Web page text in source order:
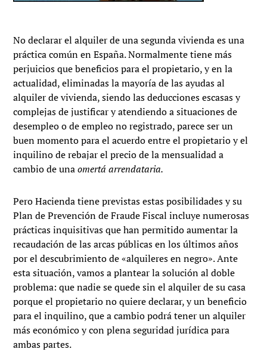
No declarar el alquiler de una segunda vivienda es una
práctica común en España. Normalmente tiene más
perjuicios que beneficios para el propietario, y en la
actualidad, eliminadas la mayoría de las ayudas al
alquiler de vivienda, siendo las deducciones escasas y
complejas de justificar y atendiendo a situaciones de
desempleo o de empleo no registrado, parece ser un
buen momento para el acuerdo entre el propietario y el
inquilino de rebajar el precio de la mensualidad a
cambio de unaomertá arrendataria.
Pero Hacienda tiene previstas estas posibilidades y su
Plan de Prevención de Fraude Fiscal incluye numerosas
prácticas inquisitivas que han permitido aumentar la
recaudación de las arcas públicas en los últimos años
por el descubrimiento de «alquileres en negro». Ante
esta situación, vamos a plantear la solución al doble
problema: que nadie se quede sin el alquiler de su casa
porque el propietario no quiere declarar, y un beneficio
para el inquilino, que a cambio podrá tener un alquiler
más económico y con plena seguridad jurídica para
ambas partes.